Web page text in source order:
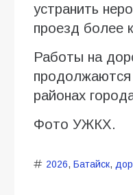
устранить
проезд более
Работы на
продолжаются
районах
Фото УЖКХ.
2026, Батайск,